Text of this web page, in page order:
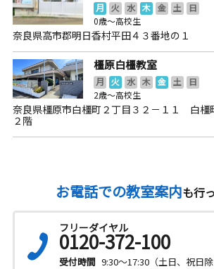
月 火 水 木 金 土
日
0歳～高校生
奈良県高市郡明日香村平田４３番地の１
橿原白橿教室
月 火 水 木 金 土
日
2歳～高校生
奈良県橿原市白橿町２丁目３２－１１ 白橿
２階
お電話での教室案内も行
フリーダイヤル
0120-372-100
受付時間 9:30～17:30（土日、祝日除